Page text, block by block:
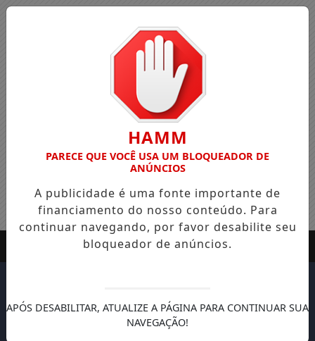
HAMM
PARECE QUE VOCÊ USA UM BLOQUEADOR DE
ANÚNCIOS
A publicidade é uma fonte importante de
financiamento do nosso conteúdo. Para
continuar navegando, por favor desabilite seu
bloqueador de anúncios.
APÓS DESABILITAR, ATUALIZE A PÁGINA PARA CONTINUAR SUA
NAVEGAÇÃO!